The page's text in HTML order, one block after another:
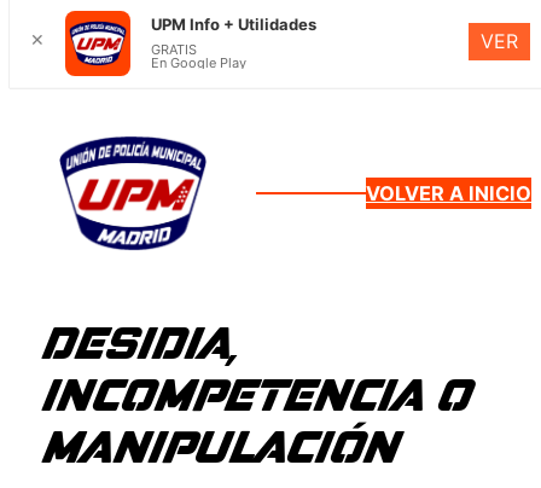
contenido
VOLVER A INICIO
DESIDIA,
INCOMPETENCIA O
MANIPULACIÓN
✕
UPM Info + Utilidades
GRATIS
En Google Play
VER